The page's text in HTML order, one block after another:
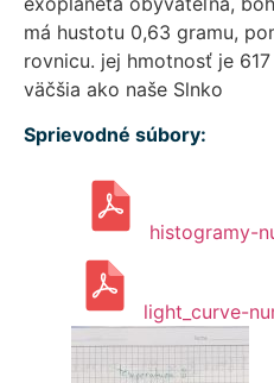
má hustotu 0,63 gramu,
rovnicu. jej hmotnosť je
väčšia ako naše Slnko
Sprievodné súbory:
histogramy-
light_curve-